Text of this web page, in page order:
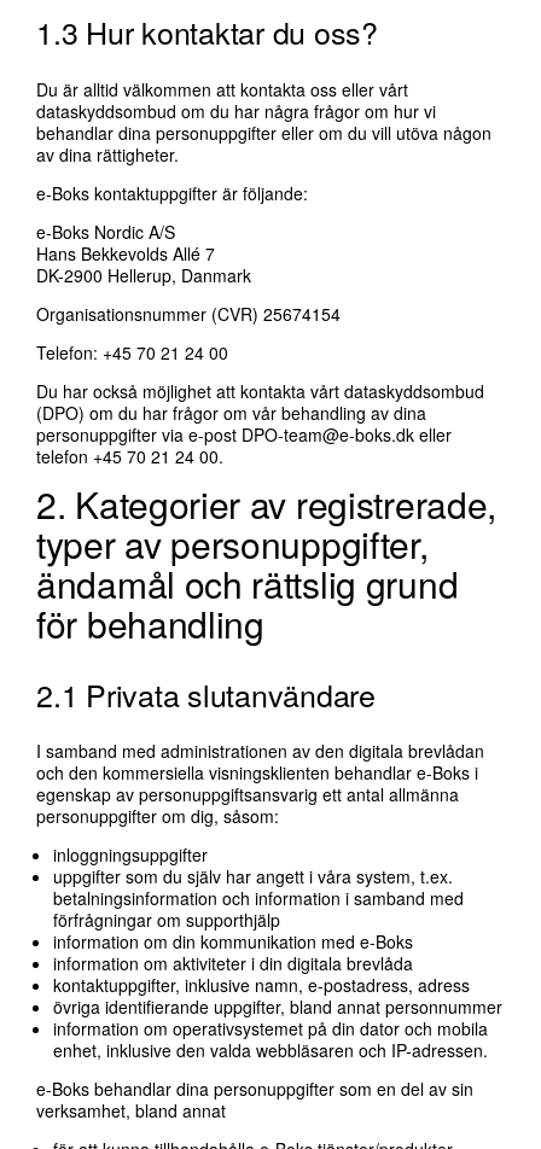
1.3 Hur kontaktar du oss?
Du är alltid välkommen att kontakta oss eller vårt
dataskyddsombud om du har några frågor om hur vi
behandlar dina personuppgifter eller om du vill utöva någon
av dina rättigheter.
e-Boks kontaktuppgifter är följande:
e-Boks Nordic A/S
Hans Bekkevolds Allé 7
DK-2900 Hellerup, Danmark
Organisationsnummer (CVR) 25674154
Telefon: +45 70 21 24 00
Du har också möjlighet att kontakta vårt dataskyddsombud
(DPO) om du har frågor om vår behandling av dina
personuppgifter via e-post DPO-team@e-boks.dk eller
telefon +45 70 21 24 00.
2. Kategorier av registrerade,
typer av personuppgifter,
ändamål och rättslig grund
för behandling
2.1 Privata slutanvändare
I samband med administrationen av den digitala brevlådan
och den kommersiella visningsklienten behandlar e-Boks i
egenskap av personuppgiftsansvarig ett antal allmänna
personuppgifter om dig, såsom:
inloggningsuppgifter
uppgifter som du själv har angett i våra system, t.ex.
betalningsinformation och information i samband med
förfrågningar om supporthjälp
information om din kommunikation med e-Boks
information om aktiviteter i din digitala brevlåda
kontaktuppgifter, inklusive namn, e-postadress, adress
övriga identifierande uppgifter, bland annat personnummer
information om operativsystemet på din dator och mobila
enhet, inklusive den valda webbläsaren och IP-adressen.
e-Boks behandlar dina personuppgifter som en del av sin
verksamhet, bland annat